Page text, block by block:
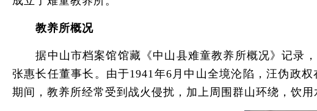
教养所概况
据中山市档案馆馆藏《中山县难童教养所概况》记录，
张惠长任董事长。由于1941年6月中山全境沦陷，汪伪政
期间，教养所经常受到战火侵扰，加上周围群山环绕，饮